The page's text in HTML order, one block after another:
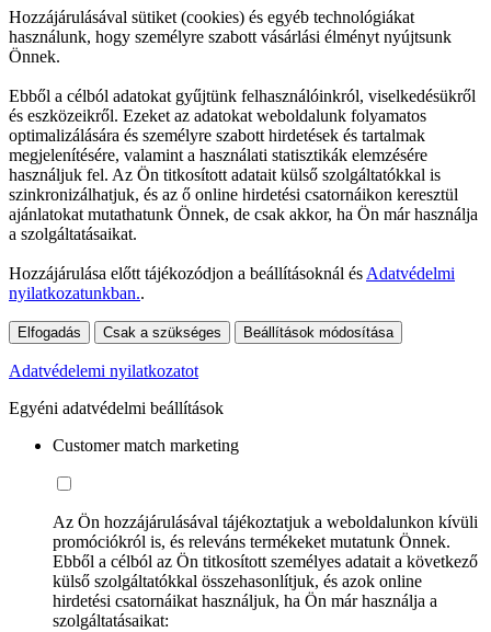
Hozzájárulásával sütiket (cookies) és egyéb technológiákat
használunk, hogy személyre szabott vásárlási élményt nyújtsunk
Önnek.
Ebből a célból adatokat gyűjtünk felhasználóinkról, viselkedésükről
és eszközeikről. Ezeket az adatokat weboldalunk folyamatos
optimalizálására és személyre szabott hirdetések és tartalmak
megjelenítésére, valamint a használati statisztikák elemzésére
használjuk fel. Az Ön titkosított adatait külső szolgáltatókkal is
szinkronizálhatjuk, és az ő online hirdetési csatornáikon keresztül
ajánlatokat mutathatunk Önnek, de csak akkor, ha Ön már használja
a szolgáltatásaikat.
Hozzájárulása előtt tájékozódjon a beállításoknál és Adatvédelmi
nyilatkozatunkban..
Elfogadás Csak a szükséges Beállítások módosítása
Adatvédelemi nyilatkozatot
Egyéni adatvédelmi beállítások
Customer match marketing
Az Ön hozzájárulásával tájékoztatjuk a weboldalunkon kívüli
promóciókról is, és releváns termékeket mutatunk Önnek.
Ebből a célból az Ön titkosított személyes adatait a következő
külső szolgáltatókkal összehasonlítjuk, és azok online
hirdetési csatornáikat használjuk, ha Ön már használja a
szolgáltatásaikat: